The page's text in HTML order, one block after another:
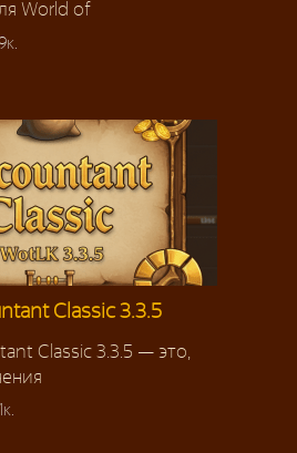
World of
Classic 3.3.5
Classic 3.3.5 — это,